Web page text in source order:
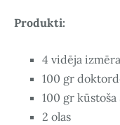
Produkti:
4 vidēja
100 gr
100 gr
2 olas